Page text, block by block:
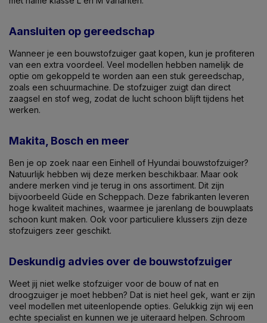
Aansluiten op gereedschap
Wanneer je een bouwstofzuiger gaat kopen, kun je profiteren
van een extra voordeel. Veel modellen hebben namelijk de
optie om gekoppeld te worden aan een stuk gereedschap,
zoals een schuurmachine. De stofzuiger zuigt dan direct
zaagsel en stof weg, zodat de lucht schoon blijft tijdens het
werken.
Makita, Bosch en meer
Ben je op zoek naar een Einhell of Hyundai bouwstofzuiger?
Natuurlijk hebben wij deze merken beschikbaar. Maar ook
andere merken vind je terug in ons assortiment. Dit zijn
bijvoorbeeld Güde en Scheppach. Deze fabrikanten leveren
hoge kwaliteit machines, waarmee je jarenlang de bouwplaats
schoon kunt maken. Ook voor particuliere klussers zijn deze
stofzuigers zeer geschikt.
Deskundig advies over de bouwstofzuiger
Weet jij niet welke stofzuiger voor de bouw of nat en
droogzuiger je moet hebben? Dat is niet heel gek, want er zijn
veel modellen met uiteenlopende opties. Gelukkig zijn wij een
echte specialist en kunnen we je uiteraard helpen. Schroom